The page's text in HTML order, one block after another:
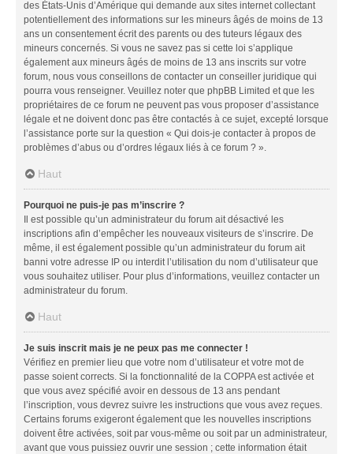
des États-Unis d’Amérique qui demande aux sites internet collectant
potentiellement des informations sur les mineurs âgés de moins de 13
ans un consentement écrit des parents ou des tuteurs légaux des
mineurs concernés. Si vous ne savez pas si cette loi s’applique
également aux mineurs âgés de moins de 13 ans inscrits sur votre
forum, nous vous conseillons de contacter un conseiller juridique qui
pourra vous renseigner. Veuillez noter que phpBB Limited et que les
propriétaires de ce forum ne peuvent pas vous proposer d’assistance
légale et ne doivent donc pas être contactés à ce sujet, excepté lorsque
l’assistance porte sur la question « Qui dois-je contacter à propos de
problèmes d’abus ou d’ordres légaux liés à ce forum ? ».
Haut
Pourquoi ne puis-je pas m’inscrire ?
Il est possible qu’un administrateur du forum ait désactivé les
inscriptions afin d’empêcher les nouveaux visiteurs de s’inscrire. De
même, il est également possible qu’un administrateur du forum ait
banni votre adresse IP ou interdit l’utilisation du nom d’utilisateur que
vous souhaitez utiliser. Pour plus d’informations, veuillez contacter un
administrateur du forum.
Haut
Je suis inscrit mais je ne peux pas me connecter !
Vérifiez en premier lieu que votre nom d’utilisateur et votre mot de
passe soient corrects. Si la fonctionnalité de la COPPA est activée et
que vous avez spécifié avoir en dessous de 13 ans pendant
l’inscription, vous devrez suivre les instructions que vous avez reçues.
Certains forums exigeront également que les nouvelles inscriptions
doivent être activées, soit par vous-même ou soit par un administrateur,
avant que vous puissiez ouvrir une session ; cette information était